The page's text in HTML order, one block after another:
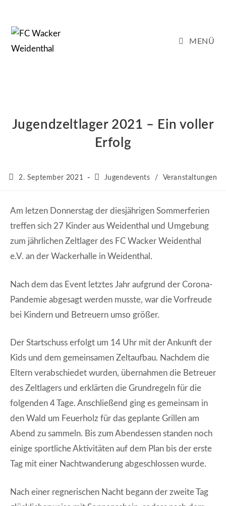
springen
MENÜ
Jugendzeltlager 2021 – Ein voller
Erfolg
Beitrag
2. September 2021
Beitrags-
Jugendevents / Veranstaltungen
Am letzen Donnerstag der diesjährigen Sommerferien
treffen sich 27 Kinder aus Weidenthal und Umgebung
zum jährlichen Zeltlager des FC Wacker Weidenthal
e.V. an der Wackerhalle in Weidenthal.
Nach dem das Event letztes Jahr aufgrund der Corona-
Pandemie abgesagt werden musste, war die Vorfreude
bei Kindern und Betreuern umso größer.
Der Startschuss erfolgt um 14 Uhr mit der Ankunft der
Kids und dem gemeinsamen Zeltaufbau. Nachdem die
Eltern verabschiedet wurden, übernahmen die Betreuer
des Zeltlagers und erklärten die Grundregeln für die
folgenden 4 Tage. Anschließend ging es gemeinsam in
den Wald um Feuerholz für das geplante Grillen am
Abend zu sammeln. Bis zum Abendessen standen noch
einige sportliche Aktivitäten auf dem Plan bis der erste
Tag mit einer Nachtwanderung abgeschlossen wurde.
Nach einer regnerischen Nacht begann der zweite Tag